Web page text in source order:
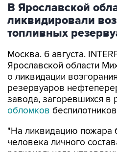
В Ярославской
ликвидировали
топливных
Москва. 6 августа.
Ярославской области
о ликвидации
резервуаров
завода, загоревшихся в
обломков
"На ликвидацию пожара
человека личного